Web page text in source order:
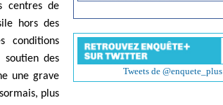
centres de
hors des
conditions
soutien des
une grave
plus
Tweets de @enquete_plus